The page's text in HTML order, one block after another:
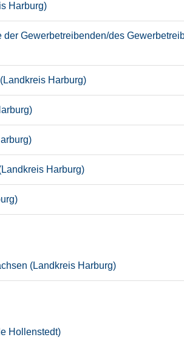
Harburg)
Gewerbetreibenden/des
Harburg)
Harburg)
(Landkreis Harburg)
Hollenstedt)